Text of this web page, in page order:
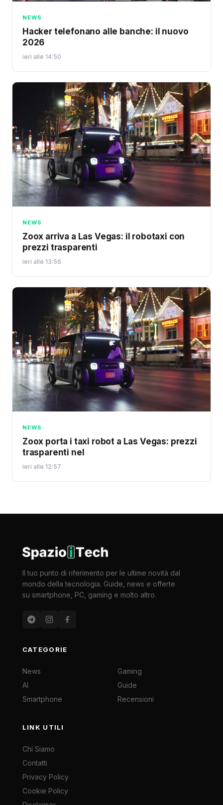
NEWS
Hacker telefonano alle banche: il nuovo
2026
ieri alle 14:50
NEWS
Zoox arriva a Las Vegas: il robotaxi con
prezzi trasparenti
ieri alle 13:56
NEWS
Zoox porta i taxi robot a Las Vegas: prezzi
trasparenti nel
ieri alle 12:57
Il tuo punto di riferimento per le ultime novità dal
mondo della tecnologia. Guide, news e offerte
su smartphone, PC, gaming e molto altro.
CATEGORIE
News
AI
Smartphone
Gaming
Guide
Recensioni
LINK UTILI
Chi Siamo
Contatti
Privacy Policy
Cookie Policy